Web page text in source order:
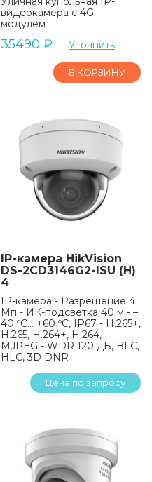
видеокамера с 4G-
модулем
35490 ₽ Уточнить
В КОРЗИНУ
IP-камера HikVision
DS-2CD3146G2-ISU (H)
4
IP-камера - Разрешение 4
Мп - ИК-подсветка 40 м - –
40 ºC… +60 ºC, IP67 - H.265+,
H.265, H.264+, H.264,
MJPEG - WDR 120 дБ, BLC,
HLC, 3D DNR
Цена по запросу